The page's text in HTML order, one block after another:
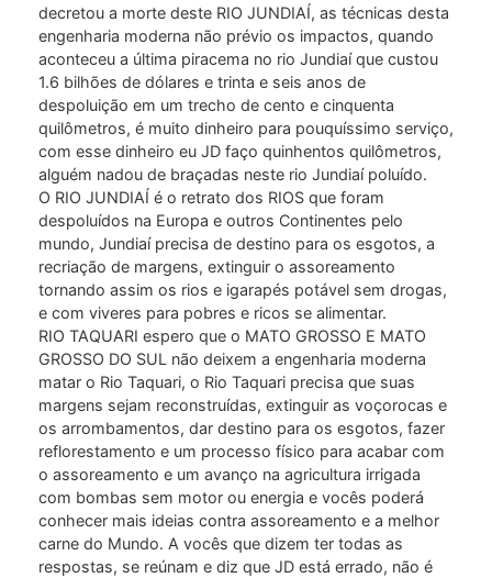
decretou a morte deste RIO JUNDIAÍ, as técnicas desta
engenharia moderna não prévio os impactos, quando
aconteceu a última piracema no rio Jundiaí que custou
1.6 bilhões de dólares e trinta e seis anos de
despoluição em um trecho de cento e cinquenta
quilômetros, é muito dinheiro para pouquíssimo serviço,
com esse dinheiro eu JD faço quinhentos quilômetros,
alguém nadou de braçadas neste rio Jundiaí poluído.
O RIO JUNDIAÍ é o retrato dos RIOS que foram
despoluídos na Europa e outros Continentes pelo
mundo, Jundiaí precisa de destino para os esgotos, a
recriação de margens, extinguir o assoreamento
tornando assim os rios e igarapés potável sem drogas,
e com viveres para pobres e ricos se alimentar.
RIO TAQUARI espero que o MATO GROSSO E MATO
GROSSO DO SUL não deixem a engenharia moderna
matar o Rio Taquari, o Rio Taquari precisa que suas
margens sejam reconstruídas, extinguir as voçorocas e
os arrombamentos, dar destino para os esgotos, fazer
reflorestamento e um processo físico para acabar com
o assoreamento e um avanço na agricultura irrigada
com bombas sem motor ou energia e vocês poderá
conhecer mais ideias contra assoreamento e a melhor
carne do Mundo. A vocês que dizem ter todas as
respostas, se reúnam e diz que JD está errado, não é